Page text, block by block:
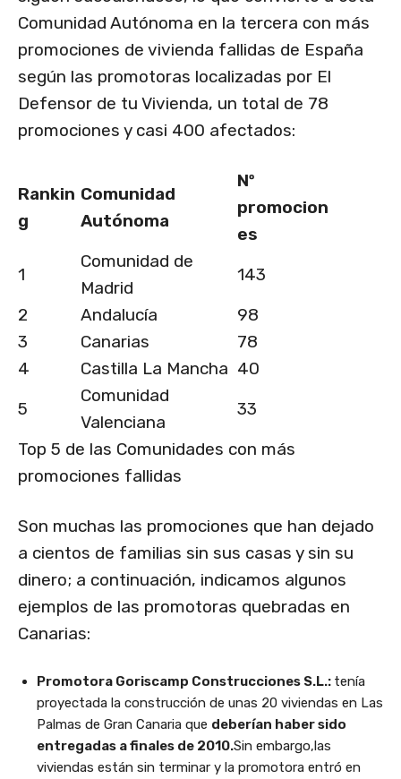
Comunidad Autónoma en la tercera con más
promociones de vivienda fallidas de España
según las promotoras localizadas por El
Defensor de tu Vivienda, un total de 78
promociones y casi 400 afectados:
Rankin
g
Comunidad
Autónoma
Nº
promocion
es
1
Comunidad de
Madrid
143
2
Andalucía
98
3
Canarias
78
4
Castilla La Mancha 40
5
Comunidad
Valenciana
33
Top 5 de las Comunidades con más
promociones fallidas
Son muchas las promociones que han dejado
a cientos de familias sin sus casas y sin su
dinero; a continuación, indicamos algunos
ejemplos de las promotoras quebradas en
Canarias:
Promotora Goriscamp Construcciones S.L.: tenía
proyectada la construcción de unas 20 viviendas en Las
Palmas de Gran Canaria que deberían haber sido
entregadas a finales de 2010.Sin embargo,las
viviendas están sin terminar y la promotora entró en